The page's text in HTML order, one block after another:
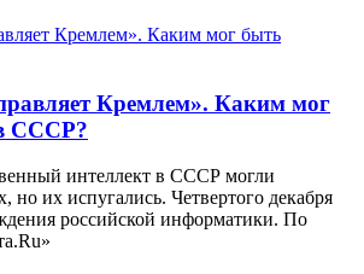
Кремлем». Каким мог
СССР?
интеллект в СССР могли
но их испугались. Четвертого декабря
российской информатики. По